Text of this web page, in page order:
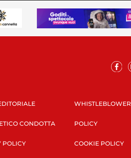
CONDOTTA
POLICY
WHISTLEBLOWER
POLICY
COOKIE POLICY